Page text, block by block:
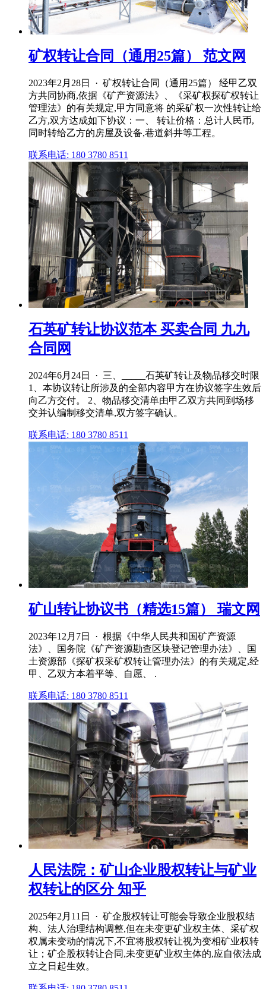
矿权转让合同（通用25篇） 范文网
2023年2月28日 · 矿权转让合同（通用25篇） 经甲乙双
方共同协商,依据《矿产资源法》、《采矿权探矿权转让
管理法》的有关规定,甲方同意将 的采矿权一次性转让给
乙方,双方达成如下协议：一、 转让价格：总计人民币,
同时转给乙方的房屋及设备,巷道斜井等工程。
联系电话: 180 3780 8511
石英矿转让协议范本 买卖合同 九九
合同网
2024年6月24日 · 三、_____石英矿转让及物品移交时限
1、本协议转让所涉及的全部内容甲方在协议签字生效后
向乙方交付。 2、物品移交清单由甲乙双方共同到场移
交并认编制移交清单,双方签字确认。
联系电话: 180 3780 8511
矿山转让协议书（精选15篇） 瑞文网
2023年12月7日 · 根据《中华人民共和国矿产资源
法》、国务院《矿产资源勘查区块登记管理办法》、国
土资源部《探矿权采矿权转让管理办法》的有关规定,经
甲、乙双方本着平等、自愿、 .
联系电话: 180 3780 8511
人民法院：矿山企业股权转让与矿业
权转让的区分 知乎
2025年2月11日 · 矿企股权转让可能会导致企业股权结
构、法人治理结构调整,但在未变更矿业权主体、采矿权
权属未变动的情况下,不宜将股权转让视为变相矿业权转
让；矿企股权转让合同,未变更矿业权主体的,应自依法成
立之日起生效。